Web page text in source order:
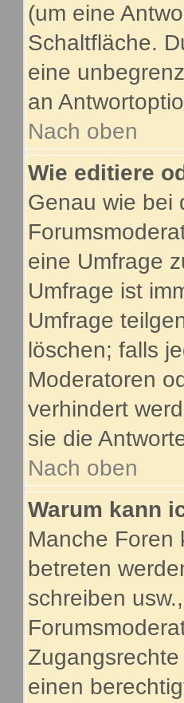
(um eine
Schaltfläche.
eine
an
Nach oben
Wie editiere
Genau wie bei
eine Umfrage
Umfrage ist
Umfrage
löschen; falls
Moderatoren
verhindert
sie die
Nach oben
Warum kann
Manche Foren
betreten
schreiben
einen